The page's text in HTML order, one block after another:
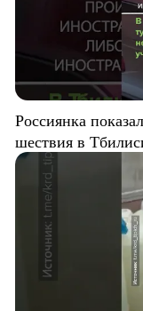
Россиянка
шествия в